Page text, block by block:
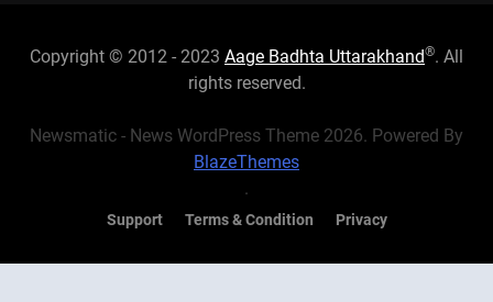
Copyright © 2012 - 2023 Aage Badhta Uttarakhand®. All
rights reserved.
Newsmatic - News WordPress Theme 2026. Powered By
BlazeThemes
.
Support Terms & Condition Privacy